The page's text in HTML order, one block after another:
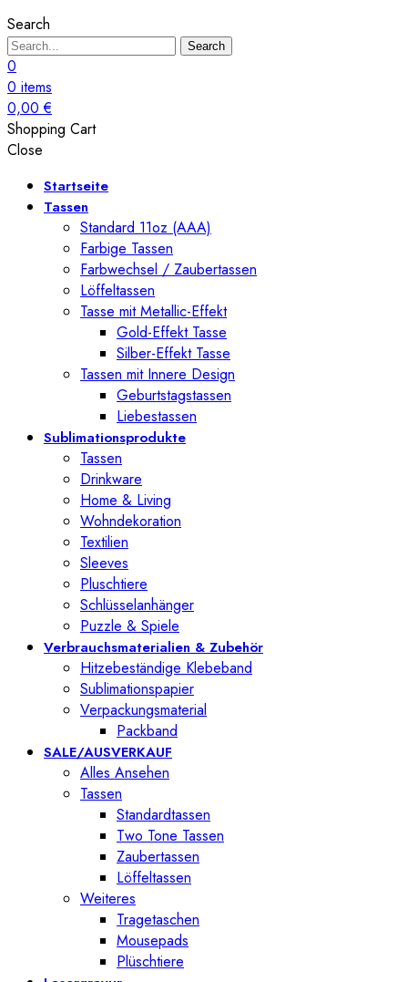
Search
Search
0
0 items
0,00€
Shopping Cart
Close
Startseite
Tassen
Standard 11oz (AAA)
Farbige Tassen
Farbwechsel / Zaubertassen
Löffeltassen
Tasse mit Metallic-Effekt
Gold-Effekt Tasse
Silber-Effekt Tasse
Tassen mit Innere Design
Geburtstagstassen
Liebestassen
Sublimationsprodukte
Tassen
Drinkware
Home & Living
Wohndekoration
Textilien
Sleeves
Pluschtiere
Schlüsselanhänger
Puzzle & Spiele
Verbrauchsmaterialien & Zubehör
Hitzebeständige Klebeband
Sublimationspapier
Verpackungsmaterial
Packband
SALE/AUSVERKAUF
Alles Ansehen
Tassen
Standardtassen
Two Tone Tassen
Zaubertassen
Löffeltassen
Weiteres
Tragetaschen
Mousepads
Plüschtiere